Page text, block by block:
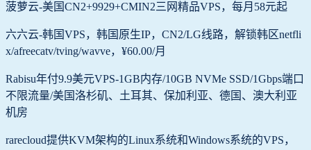
菠萝云-美国CN2+9929+CMIN2三网精品VPS，每月58元起
六六云-韩国VPS，韩国原生IP，CN2/LG线路，解锁韩区netfli
x/afreecatv/tving/wavve，¥60.00/月
Rabisu年付9.9美元VPS-1GB内存/10GB NVMe SSD/1Gbps端口
不限流量/美国洛杉矶、土耳其、保加利亚、德国、澳大利亚
机房
rarecloud提供KVM架构的Linux系统和Windows系统的VPS，